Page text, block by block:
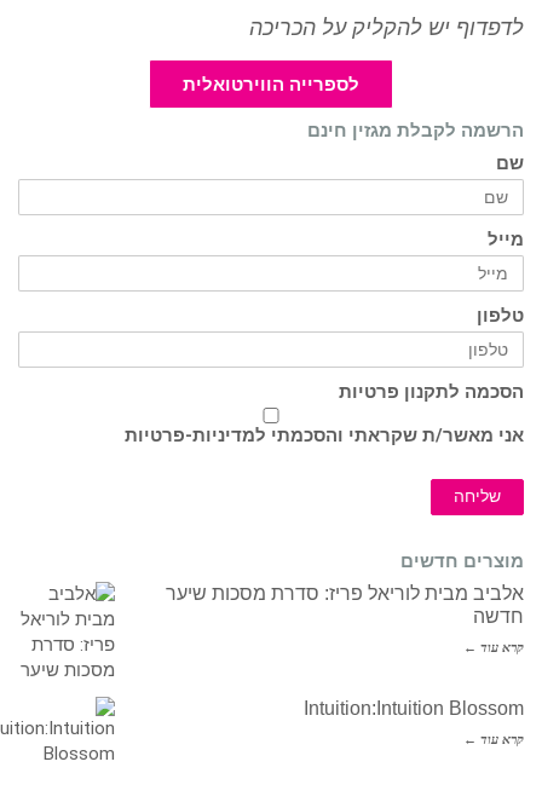
לדפדוף יש להקליק על הכריכה
לספרייה הווירטואלית
הרשמה לקבלת מגזין חינם
שם
מייל
טלפון
הסכמה לתקנון פרטיות
אני מאשר/ת שקראתי והסכמתי למדיניות-פרטיות
שליחה
מוצרים חדשים
אלביב מבית לוריאל פריז: סדרת מסכות שיער
חדשה
קרא עוד ←
Intuition:Intuition Blossom
קרא עוד ←